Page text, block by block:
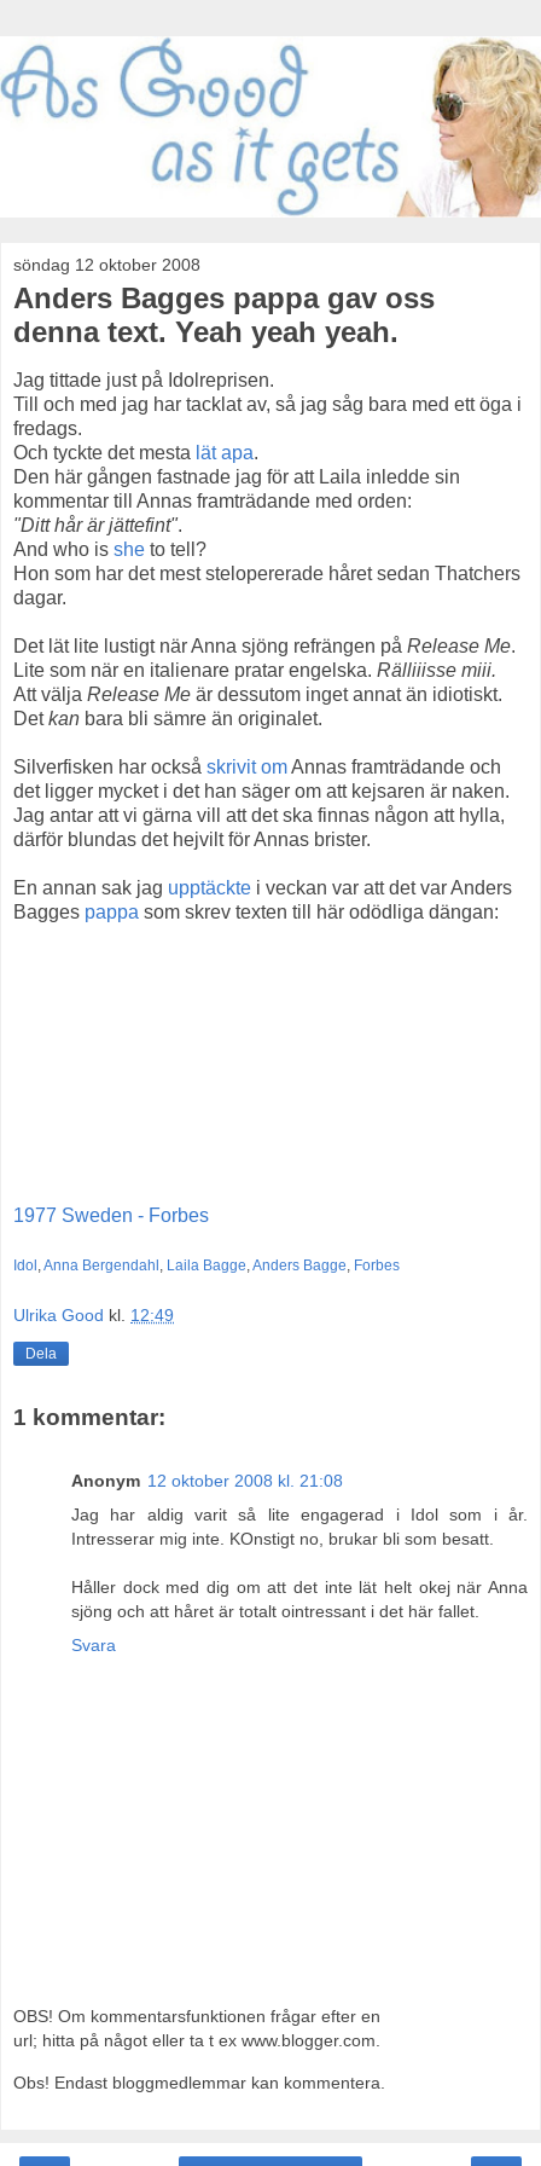
söndag 12 oktober 2008
Anders Bagges pappa gav oss
denna text. Yeah yeah yeah.
Jag tittade just på Idolreprisen.
Till och med jag har tacklat av, så jag såg bara med ett öga i
fredags.
Och tyckte det mesta lät apa.
Den här gången fastnade jag för att Laila inledde sin
kommentar till Annas framträdande med orden:
"Ditt hår är jättefint".
And who is she to tell?
Hon som har det mest stelopererade håret sedan Thatchers
dagar.
Det lät lite lustigt när Anna sjöng refrängen på Release Me.
Lite som när en italienare pratar engelska. Rälliiisse miii.
Att välja Release Me är dessutom inget annat än idiotiskt.
Detkan bara bli sämre än originalet.
Silverfisken har också skrivit omAnnas framträdande och
det ligger mycket i det han säger om att kejsaren är naken.
Jag antar att vi gärna vill att det ska finnas någon att hylla,
därför blundas det hejvilt för Annas brister.
En annan sak jag upptäckte i veckan var att det var Anders
Bagges pappa som skrev texten till här odödliga dängan:
1977 Sweden - Forbes
Idol Anna Bergendahl Laila Bagge Anders Bagge Forbes
Ulrika Good kl. 12:49
Dela
1 kommentar:
Anonym 12 oktober 2008 kl. 21:08
Jag har aldig varit så lite engagerad i Idol som i år.
Intresserar mig inte. KOnstigt no, brukar bli som besatt.
Håller dock med dig om att det inte lät helt okej när Anna
sjöng och att håret är totalt ointressant i det här fallet.
Svara
OBS! Om kommentarsfunktionen frågar efter en
url; hitta på något eller ta t ex www.blogger.com.
Obs! Endast bloggmedlemmar kan kommentera.